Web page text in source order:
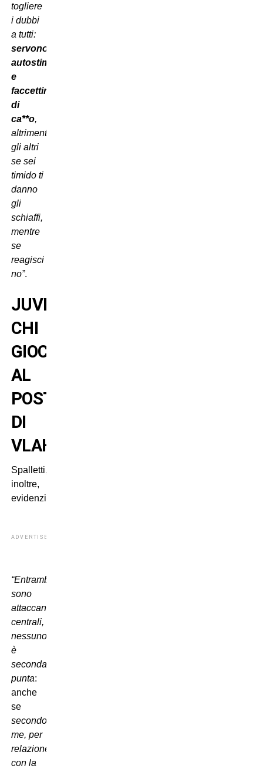
togliere
i dubbi
a tutti:
servono
autostima
e
faccettina
di
ca**o,
altrimenti
gli altri
se sei
timido ti
danno
gli
schiaffi,
mentre
se
reagisci
no”.
JUVENTUS:
CHI
GIOCHERA’
AL
POSTO
DI
VLAHOVIC?
Spalletti,
inoltre,
evidenzia:
ADVERTISEMENT
“Entrambi
sono
attaccanti
centrali,
nessuno
è
seconda
punta:
anche
se
secondo
me, per
relazione
con la